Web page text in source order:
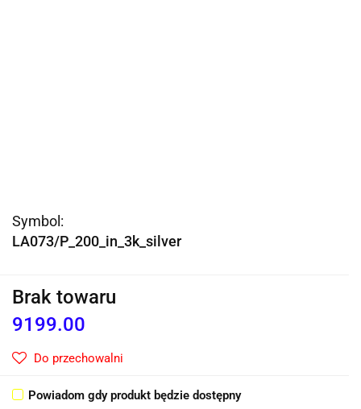
Symbol:
LA073/P_200_in_3k_silver
Brak towaru
9199.00
Do przechowalni
Powiadom gdy produkt będzie dostępny